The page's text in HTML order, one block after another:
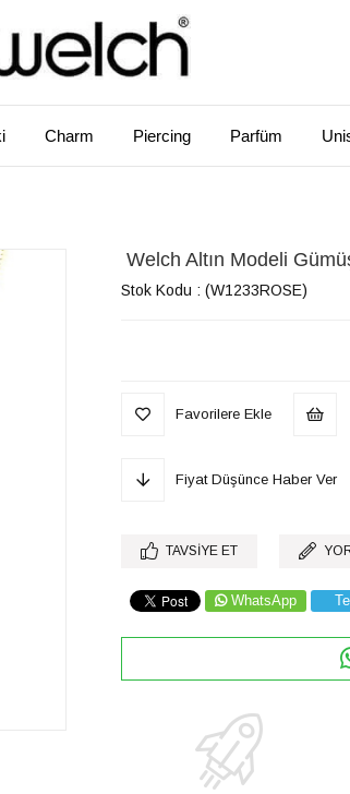
Charm Piercing Parfüm
Welch Altın Modeli
Stok Kodu (W1233ROSE)
Favorilere Ekle
Fiyat Düşünce Haber Ver
TAVSIYE ET
WhatsApp